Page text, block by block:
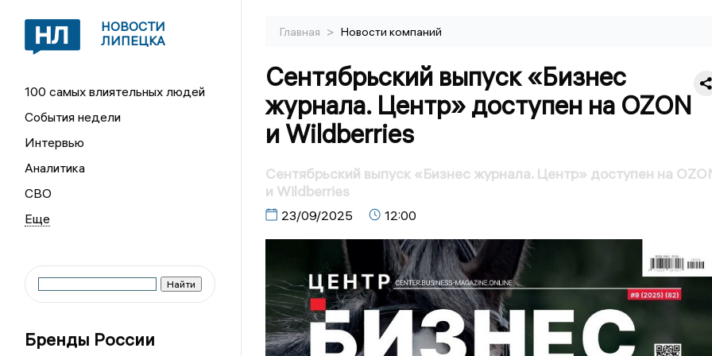
НОВОСТИ
ЛИПЕЦКА
100 самых влиятельных людей
События недели
Интервью
Аналитика
СВО
Бренды России
Главная > Новости компаний
Сентябрьский выпуск «Бизнес
журнала. Центр» доступен на OZON
и Wildberries
Сентябрьский выпуск «Бизнес журнала. Центр» доступен на
и Wildberries
23/09/2025 12:00